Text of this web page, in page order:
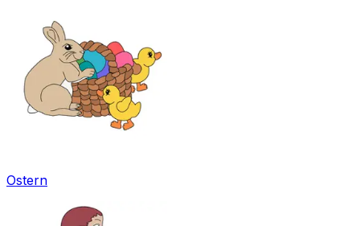
Ostern